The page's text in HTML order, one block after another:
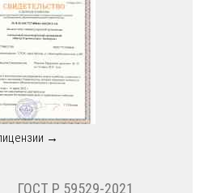
→
ГОСТ Р 59529-2021